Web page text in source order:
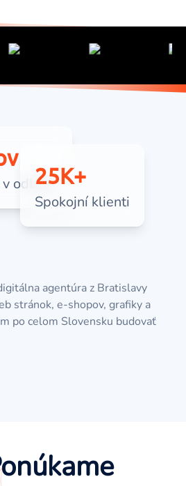
odbore25K+
Spokojní klienti
agentúra z Bratislavy
stránok, e-shopov, grafiky a
po celom Slovensku budovať